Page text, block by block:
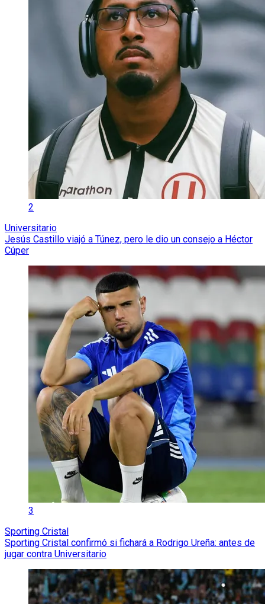
2
Universitario
Jesús Castillo viajó a Túnez, pero le dio un consejo a Héctor
Cúper
3
Sporting Cristal
Sporting Cristal confirmó si fichará a Rodrigo Ureña: antes de
jugar contra Universitario